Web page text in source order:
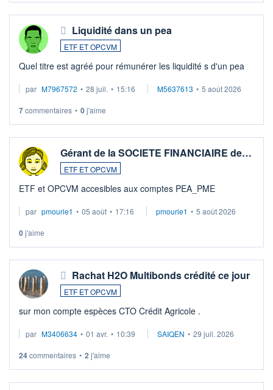
Liquidité dans un pea
ETF ET OPCVM
Quel titre est agréé pour rémunérer les liquidité s d'un pea
par M7967572 • 28 juil. • 15:16 M5637613 • 5 août 2026
7commentaires • 0j'aime
Gérant de la SOCIETE FINANCIAIRE de…
ETF ET OPCVM
ETF et OPCVM accesibles aux comptes PEA_PME
par pmourie1 • 05 août • 17:16 pmourie1 • 5 août 2026
0j'aime
Rachat H2O Multibonds crédité ce jour
ETF ET OPCVM
sur mon compte espèces CTO Crédit Agricole .
par M3406634 • 01 avr. • 10:39 SAIQEN • 29 juil. 2026
24commentaires • 2 j'aime